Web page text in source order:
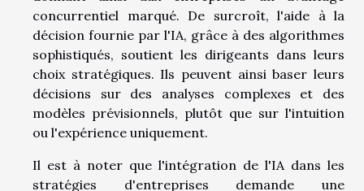
concurrentiel marqué. De surcroît, l'aide à la
décision fournie par l'IA, grâce à des algorithmes
sophistiqués, soutient les dirigeants dans leurs
choix stratégiques. Ils peuvent ainsi baser leurs
décisions sur des analyses complexes et des
modèles prévisionnels, plutôt que sur l'intuition
ou l'expérience uniquement.
Il est à noter que l'intégration de l'IA dans les
stratégies d'entreprises demande une